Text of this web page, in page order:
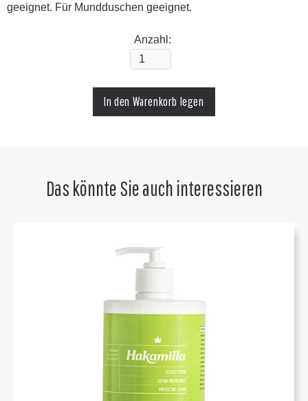
geeignet. Für Mundduschen geeignet.
Anzahl:
Das könnte Sie auch interessieren